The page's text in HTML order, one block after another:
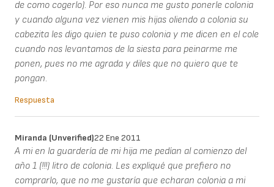
de como cogerlo). Por eso nunca me gusto ponerle colonia
y cuando alguna vez vienen mis hijas oliendo a colonia su
cabezita les digo quien te puso colonia y me dicen en el cole
cuando nos levantamos de la siesta para peinarme me
ponen, pues no me agrada y diles que no quiero que te
pongan.
Respuesta
Miranda (unverified)22 Ene 2011
A mi en la guardería de mi hija me pedían al comienzo del
año 1 (!!!) litro de colonia. Les expliqué que prefiero no
comprarlo, que no me gustaría que echaran colonia a mi